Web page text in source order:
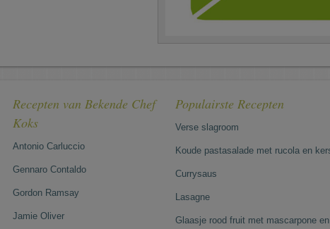
Recepten van Bekende Chef
Koks
Antonio Carluccio
Gennaro Contaldo
Gordon Ramsay
Jamie Oliver
Populairste Recepten
Verse slagroom
Koude pastasalade met rucola en
Currysaus
Lasagne
Glaasje rood fruit met mascarpone